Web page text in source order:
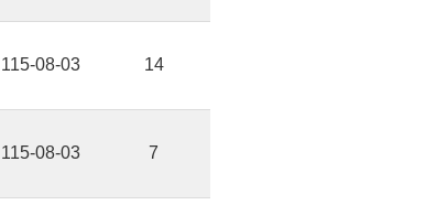
115-08-03 14
115-08-03 7